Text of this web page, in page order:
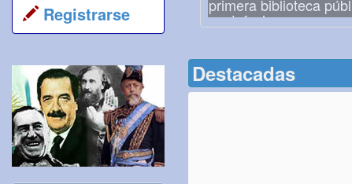
Registrarse
primera biblioteca
santafesina
Destacadas